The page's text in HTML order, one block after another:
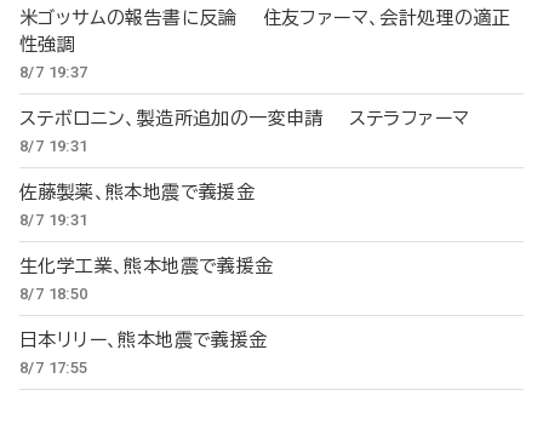
米ゴッサムの報告書に反論 住友ファーマ、会計処理の適正
性強調
8/7 19:37
ステボロニン、製造所追加の一変申請 ステラファーマ
8/7 19:31
佐藤製薬、熊本地震で義援金
8/7 19:31
生化学工業、熊本地震で義援金
8/7 18:50
日本リリー、熊本地震で義援金
8/7 17:55